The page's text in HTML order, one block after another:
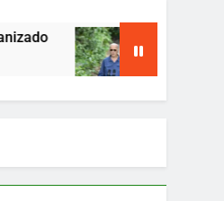
Hunter Biden
6 Hours Ago